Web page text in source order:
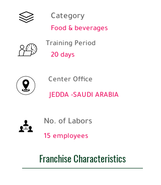
Category
Food & beverages
Training Period
20 days
Center Office
JEDDA -SAUDI ARABIA
No. of Labors
15 employees
Franchise Characteristics